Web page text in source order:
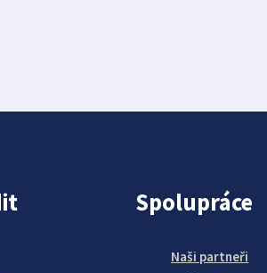
Spolupráce
Naši partneři